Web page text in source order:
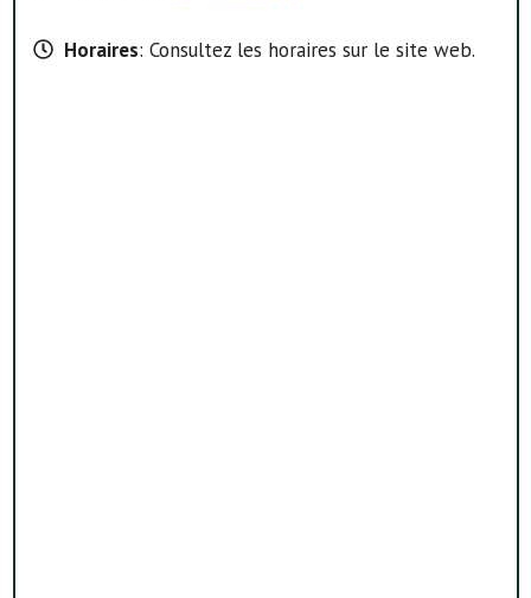
Horaires: Consultez les horaires sur le site web.